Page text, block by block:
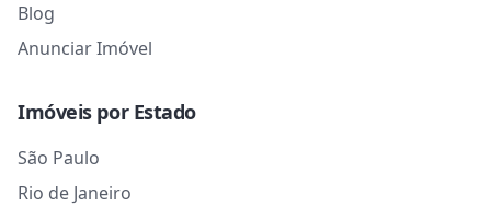
Blog
Anunciar Imóvel
Imóveis por Estado
São Paulo
Rio de Janeiro